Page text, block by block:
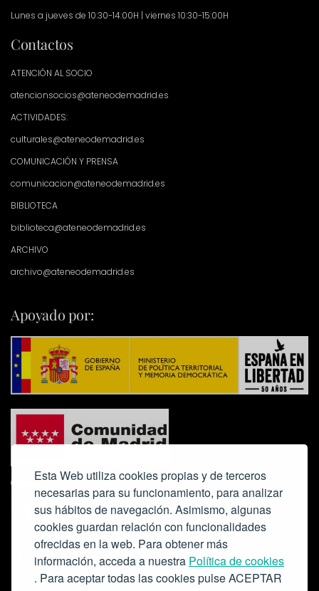
Esta Web utiliza cookies propias y de terceros
necesarias para su funcionamiento, para analizar
sus hábitos de navegación. Asimismo, algunas
cookies guardan relación con funcionalidades
ofrecidas en la web. Para obtener más
información, acceda a nuestra Política de cookies
. Para aceptar todas las cookies pulse ACEPTAR
Lunes a jueves de 10:30-14:00H | viernes 10:30-15:00H
Contactos
ATENCIÓN AL SOCIO
atencionsocios@ateneodemadrid.es
ACTIVIDADES:
culturales@ateneodemadrid.es
COMUNICACIÓN Y PRENSA
comunicacion@ateneodemadrid.es
BIBLIOTECA
biblioteca@ateneodemadrid.es
ARCHIVO
archivo@ateneodemadrid.es
Apoyado por:
Colabora: